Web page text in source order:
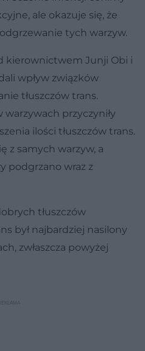
ale okazuje się, że
tych warzyw.
kierownictwem Junji Obi i
wpływ związków
tłuszczów trans.
warzywach przyczyniły
ilości tłuszczów trans.
z samych warzyw, a
podgrzano wraz z
tłuszczów
był najbardziej nasilony
zwłaszcza powyżej